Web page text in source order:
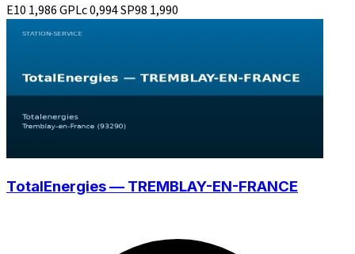
E10 1,986GPLc0,994SP98 1,990
TotalEnergies — TREMBLAY-EN-FRANCE